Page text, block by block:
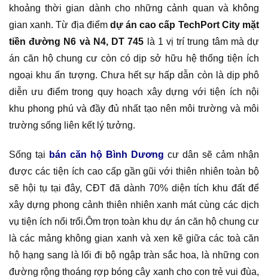
khoảng thời gian dành cho những cảnh quan và không
gian xanh. Từ địa điểm dự án cao cấp TechPort City mặt
tiền đường N6 và N4, DT 745 là 1 vị trí trung tâm mà dự
án căn hộ chung cư còn có dịp sở hữu hệ thống tiện ích
ngoại khu ấn tượng. Chưa hết sự hấp dẫn còn là dịp phô
diễn ưu điểm trong quy hoạch xây dựng với tiện ích nội
khu phong phú và đầy đủ nhất tạo nên môi trường và môi
trường sống liên kết lý tưởng.
Sống tại bán căn hộ Bình Dương cư dân sẽ cảm nhận
được các tiện ích cao cấp gần gũi với thiên nhiên toàn bộ
sẽ hội tụ tại đây, CĐT đã dành 70% diện tích khu đất để
xây dựng phong cảnh thiên nhiên xanh mát cùng các dịch
vụ tiện ích nổi trổi.Ôm trọn toàn khu dự án căn hộ chung cư
là các mảng không gian xanh và xen kẽ giữa các toà căn
hộ hạng sang là lối đi bộ ngập tràn sắc hoa, là những con
đường rộng thoáng rợp bóng cây xanh cho con trẻ vui đùa,